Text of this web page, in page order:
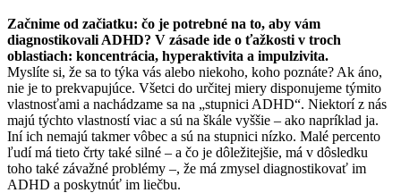
Začnime od začiatku: čo je potrebné na to, aby vám
diagnostikovali ADHD? V zásade ide o ťažkosti v troch
oblastiach: koncentrácia, hyperaktivita a impulzivita.
Myslíte si, že sa to týka vás alebo niekoho, koho poznáte? Ak áno,
nie je to prekvapujúce. Všetci do určitej miery disponujeme týmito
vlastnosťami a nachádzame sa na „stupnici ADHD“. Niektorí z nás
majú týchto vlastností viac a sú na škále vyššie – ako napríklad ja.
Iní ich nemajú takmer vôbec a sú na stupnici nízko. Malé percento
ľudí má tieto črty také silné – a čo je dôležitejšie, má v dôsledku
toho také závažné problémy –, že má zmysel diagnostikovať im
ADHD a poskytnúť im liečbu.